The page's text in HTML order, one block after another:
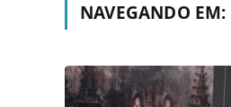
NAVEGANDO EM: